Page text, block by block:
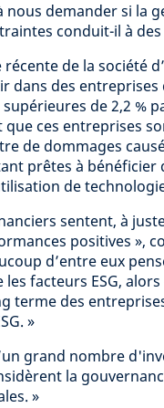
demander si la
conduit-il à
récente de la société
dans des
de 2,2 %
ces entreprises
de dommages
prêtes à bénéficier
de
sentent, à
positives »,
d’entre eux
les facteurs ESG,
terme des
»
grand nombre
la
»